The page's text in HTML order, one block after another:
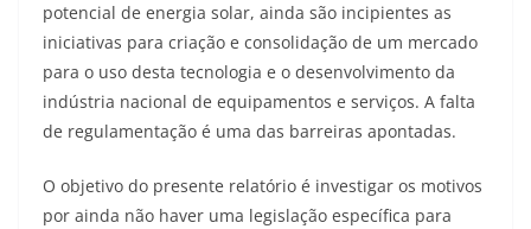
potencial de energia solar, ainda são incipientes as
iniciativas para criação e consolidação de um mercado
para o uso desta tecnologia e o desenvolvimento da
indústria nacional de equipamentos e serviços. A falta
de regulamentação é uma das barreiras apontadas.
O objetivo do presente relatório é investigar os motivos
por ainda não haver uma legislação específica para